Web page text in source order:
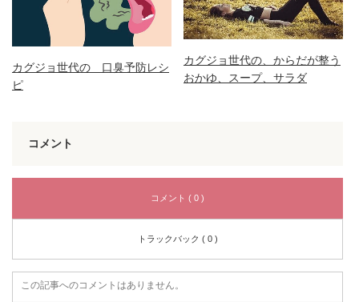
カグジョ世代の 口臭予防レシ
ピ
カグジョ世代の、からだが整う
おかゆ、スープ、サラダ
コメント
コメント ( 0 )
トラックバック ( 0 )
この記事へのコメントはありません。